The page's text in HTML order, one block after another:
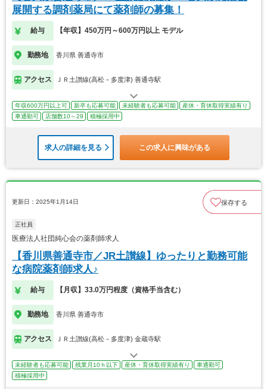
展開する調剤薬局にて薬剤師の募集！
給与 【年収】450万円～600万円以上 モデル
勤務地 香川県 善通寺市
アクセス ＪＲ土讃線(高松－多度津) 善通寺駅
年収600万円以上可 新卒も応募可能 未経験者も応募可能
産休・育休取得実績有り
車通勤可
店舗数10～29 積極採用中
求人の詳細を見る この求人に興味がある
更新日：2025年1月14日 保存する
正社員
医療法人社団純心会の薬剤師求人
【香川県善通寺市／JR土讃線】ゆったりと勤務可能
な病院薬剤師求人♪
給与 【月収】33.0万円程度（資格手当含む）
勤務地 香川県 善通寺市
アクセス ＪＲ土讃線(高松－多度津) 金蔵寺駅
未経験者も応募可能 残業月10ｈ以下 産休・育休取得実績有り
車通勤可
積極採用中